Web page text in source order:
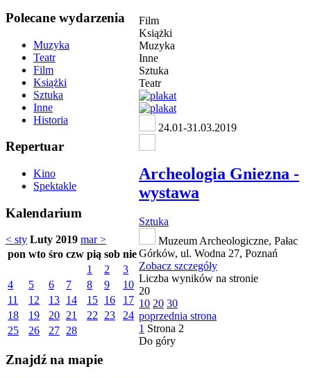
Polecane wydarzenia
Muzyka
Teatr
Film
Książki
Sztuka
Inne
Historia
Repertuar
Kino
Spektakle
Kalendarium
< sty Luty 2019 mar >
pon wto śro czw pią sob nie
1
2
3
4
5 6 7 8 9
10
11
12 13 14 15 16
17
18
19 20 21 22 23
24
25
26 27 28
Znajdź na mapie
Film
Książki
Muzyka
Inne
Sztuka
Teatr
24.01-31.03.2019
Archeologia Gniezna -
wystawa
Sztuka
Muzeum Archeologiczne, Pałac
Górków, ul. Wodna 27, Poznań
Zobacz szczegóły
Liczba wyników na stronie
20
10 20 30
poprzednia strona
1 Strona 2
Do góry